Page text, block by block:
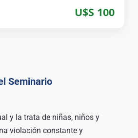
U$S 100
Seminario
y la trata de niñas, niños y
violación constante y